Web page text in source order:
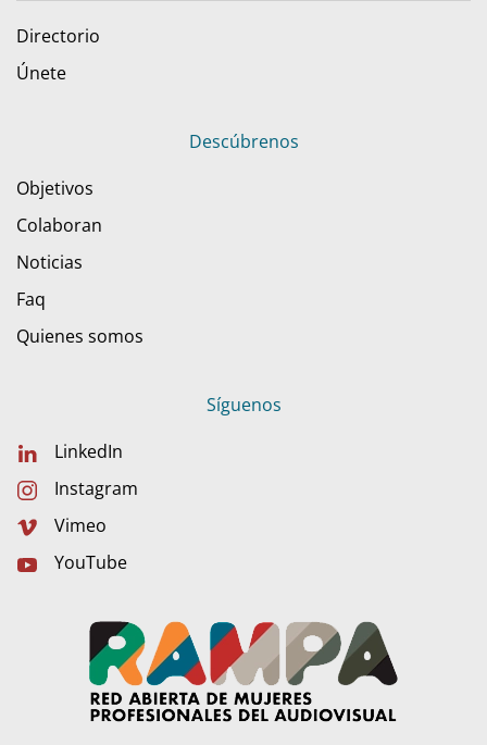
Directorio
Únete
Descúbrenos
Objetivos
Colaboran
Noticias
Faq
Quienes somos
Síguenos
LinkedIn
Instagram
Vimeo
YouTube